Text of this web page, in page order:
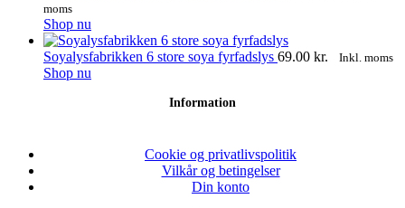
moms
Shop nu
Soyalysfabrikken 6 store soya fyrfadslys 69.00 kr. Inkl. moms
Shop nu
Information
Cookie og privatlivspolitik
Vilkår og betingelser
Din konto